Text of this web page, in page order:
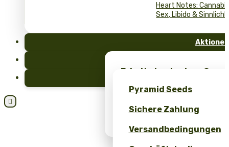
Heart Notes:
Sex, Libido &
Aktionen
Erhalte kostenlose
Seeds!
Erhalten Sie 10 %
Pyramid Seeds
Sichere Zahlung
Versandbedingungen
